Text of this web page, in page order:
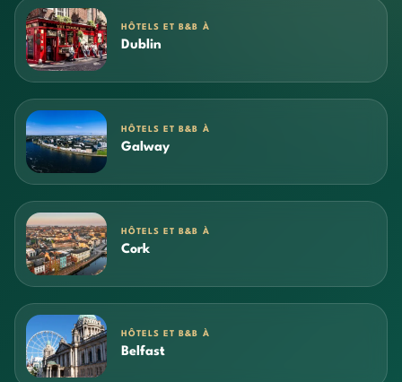
HÔTELS ET B&B À
Dublin
HÔTELS ET B&B À
Galway
HÔTELS ET B&B À
Cork
HÔTELS ET B&B À
Belfast